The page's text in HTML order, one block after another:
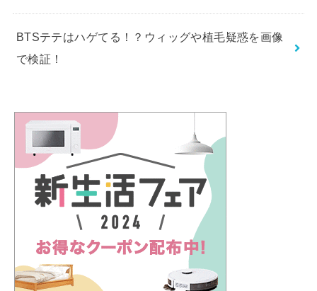
BTSテテはハゲてる！？ウィッグや植毛疑惑を画像
で検証！